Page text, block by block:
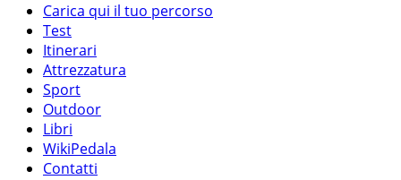
Carica qui il tuo percorso
Test
Itinerari
Attrezzatura
Sport
Outdoor
Libri
WikiPedala
Contatti